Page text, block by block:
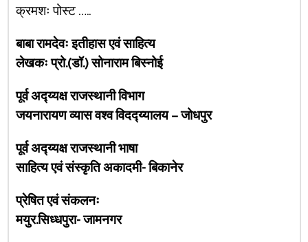
क्रमशः पोस्ट …..
बाबा रामदेवः इतीहास एवं साहित्य
लेखकः प्रो.(डॉ.) सोनाराम बिस्नोई
पूर्व अद्य्यक्ष राजस्थानी विभाग
जयनारायण व्यास वश्व विदद्य्यालय – जोधपुर
पूर्व अद्य्यक्ष राजस्थानी भाषा
साहित्य एवं संस्कृति अकादमी- बिकानेर
प्रेषित एवं संकलनः
मयुर.सिध्धपुरा- जामनगर